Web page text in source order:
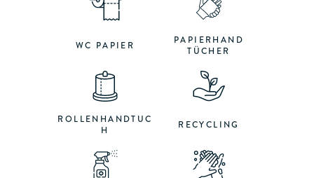
WC PAPIER
PAPIERHAND
TÜCHER
ROLLENHANDTUC
H
RECYCLING